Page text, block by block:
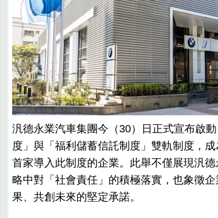
汎德永業汽車集團今（30）日正式宣布啟
度」與「福利儲蓄信託制度」雙軌制度，
首家導入此制度的企業。此舉不僅展現汎
略中對「社會責任」的積極落實，也象徵
果、共創未來的堅定承諾。